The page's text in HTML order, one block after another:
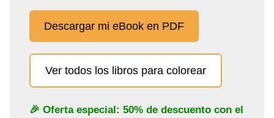
Descargar mi eBook en PDF
Ver todos los libros para colorear
🎉 Oferta especial: 50% de descuento con el